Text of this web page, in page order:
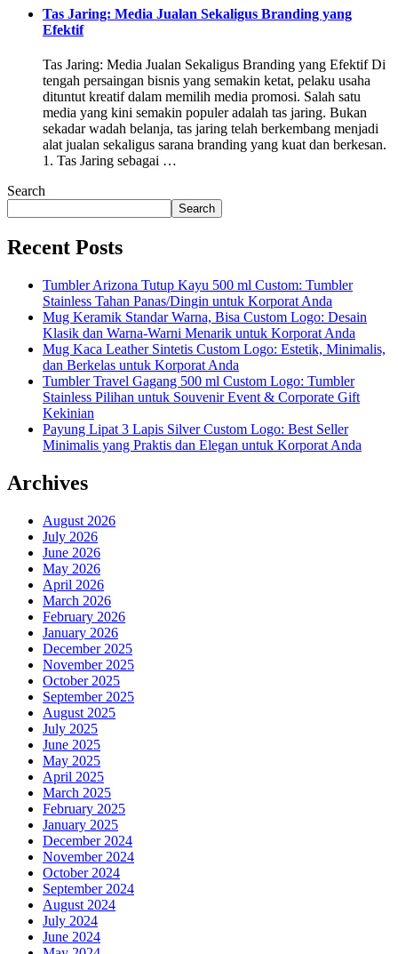
Tas Jaring: Media Jualan Sekaligus Branding yang
Efektif
Tas Jaring: Media Jualan Sekaligus Branding yang Efektif Di
tengah persaingan bisnis yang semakin ketat, pelaku usaha
dituntut kreatif dalam memilih media promosi. Salah satu
media yang kini semakin populer adalah tas jaring. Bukan
sekadar wadah belanja, tas jaring telah berkembang menjadi
alat jualan sekaligus sarana branding yang kuat dan berkesan.
1. Tas Jaring sebagai …
Search
Search
Recent Posts
Tumbler Arizona Tutup Kayu 500 ml Custom: Tumbler
Stainless Tahan Panas/Dingin untuk Korporat Anda
Mug Keramik Standar Warna, Bisa Custom Logo: Desain
Klasik dan Warna-Warni Menarik untuk Korporat Anda
Mug Kaca Leather Sintetis Custom Logo: Estetik, Minimalis,
dan Berkelas untuk Korporat Anda
Tumbler Travel Gagang 500 ml Custom Logo: Tumbler
Stainless Pilihan untuk Souvenir Event & Corporate Gift
Kekinian
Payung Lipat 3 Lapis Silver Custom Logo: Best Seller
Minimalis yang Praktis dan Elegan untuk Korporat Anda
Archives
August 2026
July 2026
June 2026
May 2026
April 2026
March 2026
February 2026
January 2026
December 2025
November 2025
October 2025
September 2025
August 2025
July 2025
June 2025
May 2025
April 2025
March 2025
February 2025
January 2025
December 2024
November 2024
October 2024
September 2024
August 2024
July 2024
June 2024